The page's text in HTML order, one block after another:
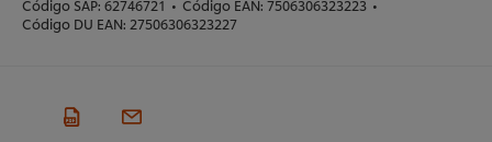
Código SAP: 62746721 • Código EAN: 7506306323223 •
Código DU EAN: 27506306323227